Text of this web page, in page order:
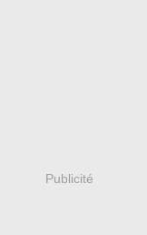
Publicité